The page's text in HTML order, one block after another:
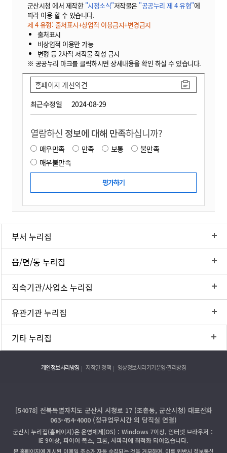
군산시청 에서 제작한 "시정소식"저작물은 "공공누리 제 4 유형"에
따라 이용 할 수 있습니다.
제 4 유형: 출처표시+상업적 이용금지+변경금지
출처표시
비상업적 이용만 가능
변형 등 2차적 저작물 작성 금지
※ 공공누리 마크를 클릭하시면 상세내용을 확인 하실 수 있습니다.
최근수정일 2024-08-29
홈페이지 개선의견
열람하신 정보에 대해 만족하십니까?
매우만족 만족 보통
불만족
매우불만족
부서 누리집
읍/면/동 누리집
직속기관/사업소 누리집
유관기관 누리집
기타 누리집
개인정보처리방침 저작권 정책 영상정보처리기기운영·관리방침
[54078] 전북특별자치도 군산시 시청로 17 (조촌동, 군산시청) 대표전화
063-454-4000 (정규업무시간 외 당직실 연결)
군산시 누리집(홈페이지)은 운영체제(OS)：Windows 7이상, 인터넷 브라우저：
IE 9이상, 파이어 폭스, 크롬, 사파리에 최적화 되어있습니다.
본 홈페이지에 게시된 이메일 주소가 자동 수집되는 것을 거부하며, 이를 위반시 정보통신